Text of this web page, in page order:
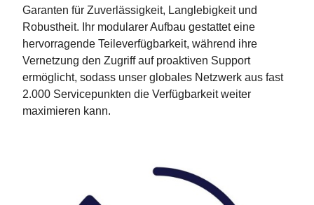
Garanten für Zuverlässigkeit, Langlebigkeit und
Robustheit. Ihr modularer Aufbau gestattet eine
hervorragende Teileverfügbarkeit, während ihre
Vernetzung den Zugriff auf proaktiven Support
ermöglicht, sodass unser globales Netzwerk aus fast
2.000 Servicepunkten die Verfügbarkeit weiter
maximieren kann.